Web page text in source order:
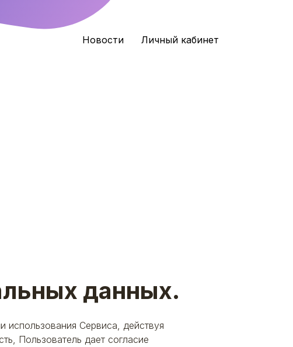
Новости Личный кабинет
данных.
использования Сервиса, действуя
Пользователь дает согласие